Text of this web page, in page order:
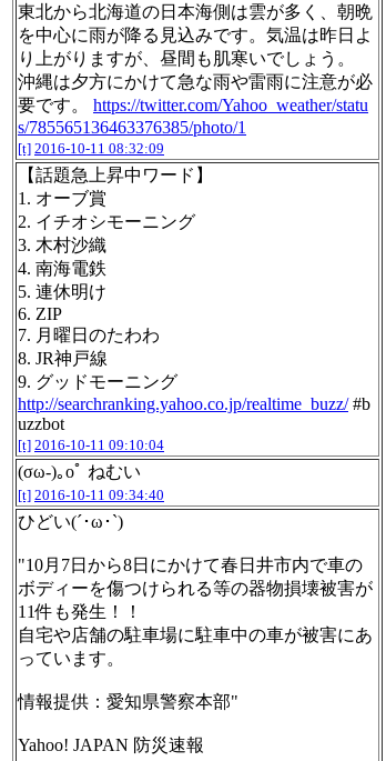
東北から北海道の日本海側は雲が多く、朝晩
を中心に雨が降る見込みです。気温は昨日よ
り上がりますが、昼間も肌寒いでしょう。
沖縄は夕方にかけて急な雨や雷雨に注意が必
要です。 https://twitter.com/Yahoo_weather/statu
s/785565136463376385/photo/1
[t] 2016-10-11 08:32:09
【話題急上昇中ワード】
1. オーブ賞
2. イチオシモーニング
3. 木村沙織
4. 南海電鉄
5. 連休明け
6. ZIP
7. 月曜日のたわわ
8. JR神戸線
9. グッドモーニング
http://searchranking.yahoo.co.jp/realtime_buzz/#b
uzzbot
[t] 2016-10-11 09:10:04
(σω-)｡оﾟ ねむい
[t] 2016-10-11 09:34:40
ひどい(´･ω･`)
"10月7日から8日にかけて春日井市内で車の
ボディーを傷つけられる等の器物損壊被害が
11件も発生！！
自宅や店舗の駐車場に駐車中の車が被害にあ
っています。
情報提供：愛知県警察本部"
Yahoo! JAPAN 防災速報